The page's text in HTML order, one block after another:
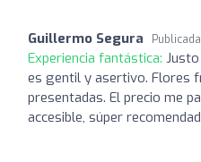
Guillermo Segura
Experiencia fantástica:
es gentil y asertivo. Flores
presentadas. El precio me
accesible, súper